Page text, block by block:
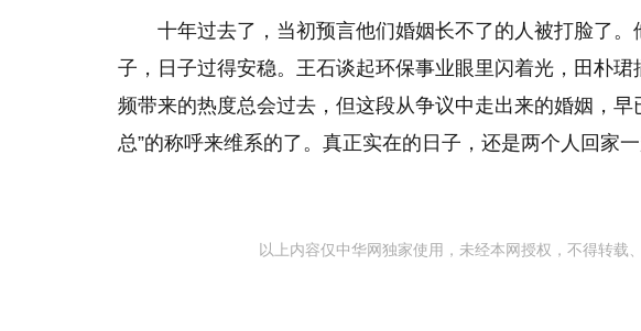
十年过去了，当初预言他们婚姻长不了的人被打脸了
子，日子过得安稳。王石谈起环保事业眼里闪着光，田朴
频带来的热度总会过去，但这段从争议中走出来的婚姻，早
总”的称呼来维系的了。真正实在的日子，还是两个人回家
以上内容仅中华网独家使用，未经本网授权，不得转载